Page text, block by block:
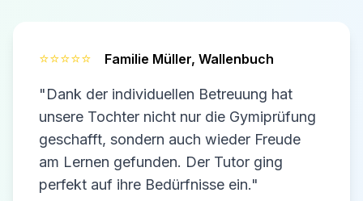
⭐⭐⭐⭐⭐ Familie Müller, Wallenbuch
"Dank der individuellen Betreuung hat
unsere Tochter nicht nur die Gymiprüfung
geschafft, sondern auch wieder Freude
am Lernen gefunden. Der Tutor ging
perfekt auf ihre Bedürfnisse ein."